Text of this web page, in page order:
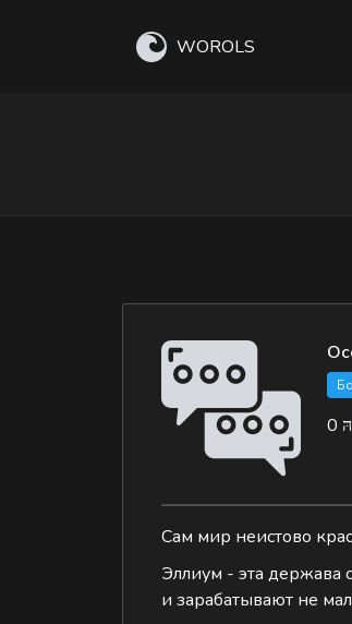
WOROLS
0
Сам мир неистово
‌Эллиум - эта держава
и зарабатывают не